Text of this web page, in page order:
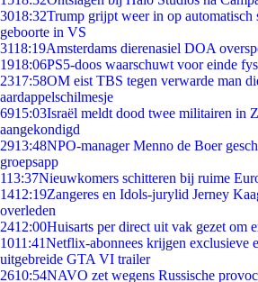
3018:32Trump grijpt weer in op automatisch
geboorte in VS
3118:19Amsterdams dierenasiel DOA
1918:06PS5-doos waarschuwt voor einde
2317:58OM eist TBS tegen verwarde man
aardappelschilmesje
6915:03Israël meldt dood twee militairen in
aangekondigd
2913:48NPO-manager Menno de Boer
groepsapp
113:37Nieuwkomers schitteren bij ruime
1412:19Zangeres en Idols-jurylid Jerney
overleden
2412:00Huisarts per direct uit vak gezet om
1011:41Netflix-abonnees krijgen exclusieve
uitgebreide GTA VI trailer
2610:54NAVO zet wegens Russische